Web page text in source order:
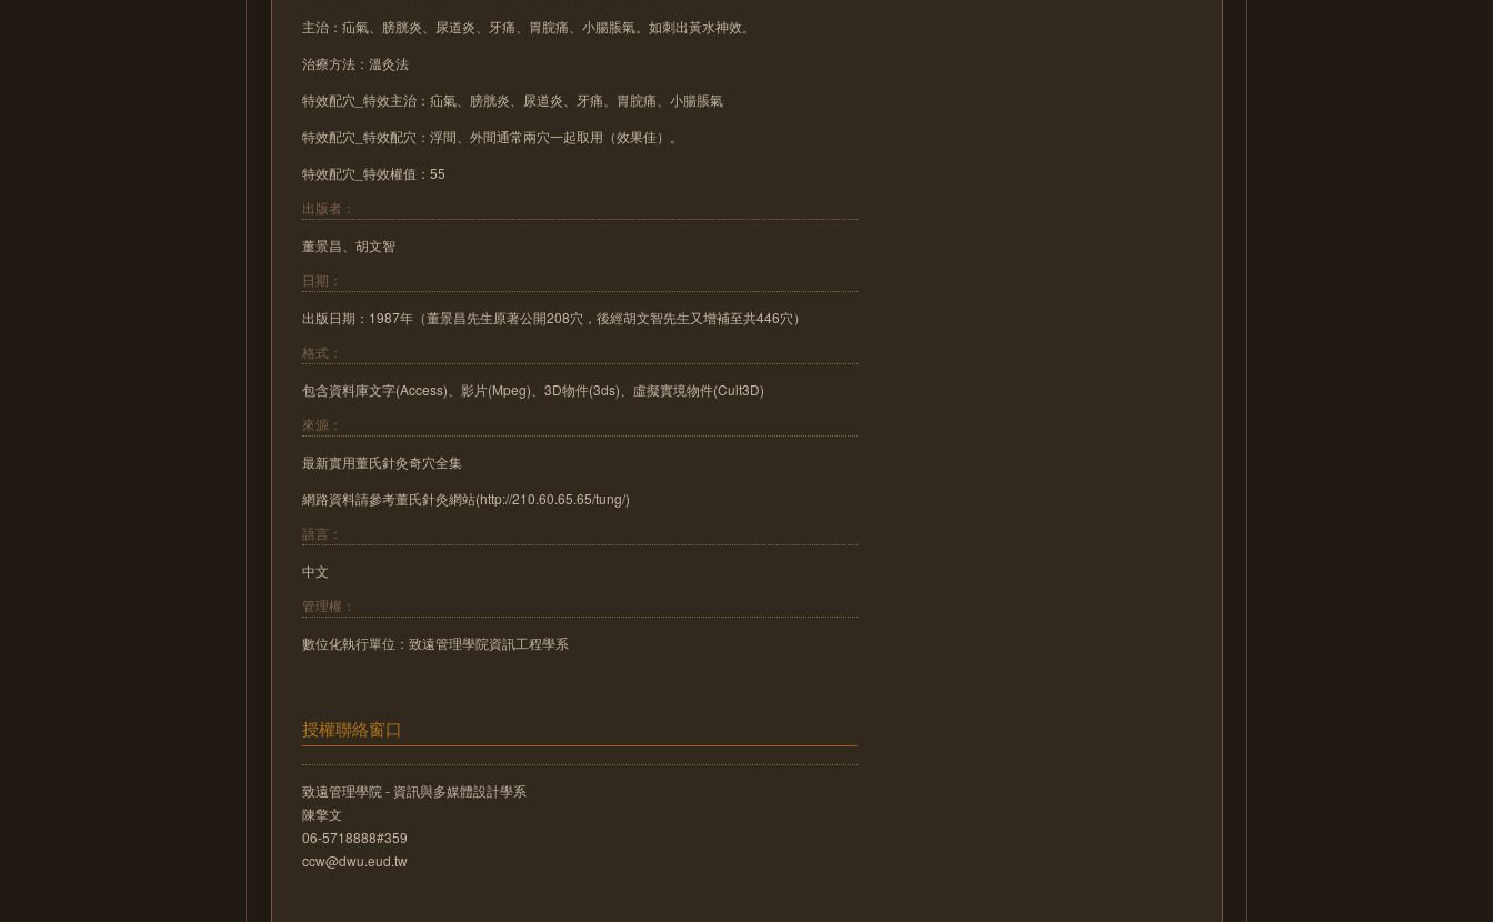
主治：疝氣、膀胱炎、尿道炎、牙痛、胃脘痛、小腸脹氣。如刺出黃水神效。
治療方法：溫灸法
特效配穴_特效主治：疝氣、膀胱炎、尿道炎、牙痛、胃脘痛、小腸脹氣
特效配穴_特效配穴：浮間、外間通常兩穴一起取用（效果佳）。
特效配穴_特效權值：55
出版者：
董景昌、胡文智
日期：
出版日期：1987年（董景昌先生原著公開208穴，後經胡文智先生又增補至共446穴）
格式：
包含資料庫文字(Access)、影片(Mpeg)、3D物件(3ds)、虛擬實境物件(Cult3D)
來源：
最新實用董氏針灸奇穴全集
網路資料請參考董氏針灸網站(http://210.60.65.65/tung/)
語言：
中文
管理權：
數位化執行單位：致遠管理學院資訊工程學系
授權聯絡窗口
致遠管理學院 - 資訊與多媒體設計學系
陳擎文
06-5718888#359
ccw@dwu.eud.tw